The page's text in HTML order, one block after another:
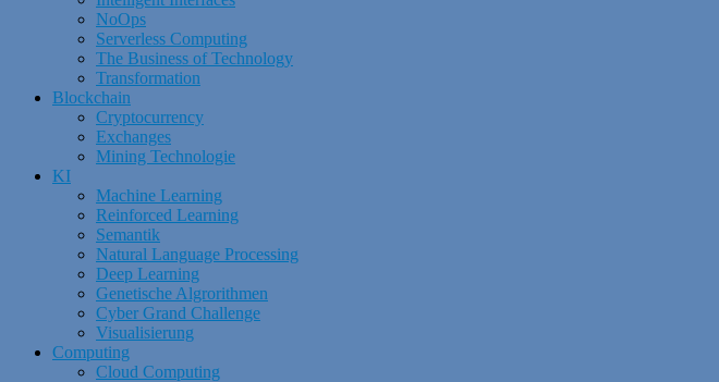
NoOps
Serverless Computing
The Business of Technology
Transformation
Blockchain
Cryptocurrency
Exchanges
Mining Technologie
KI
Machine Learning
Reinforced Learning
Semantik
Natural Language Processing
Deep Learning
Genetische Algrorithmen
Cyber Grand Challenge
Visualisierung
Computing
Cloud Computing